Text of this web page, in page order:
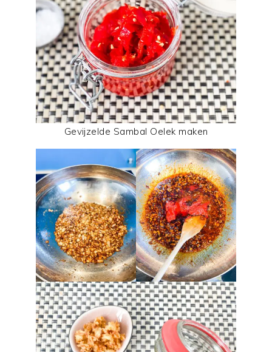
Gevijzelde Sambal Oelek maken